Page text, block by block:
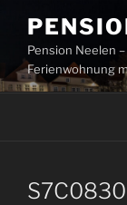
Inhalt
springenPension Neelen
Ferienwohnung